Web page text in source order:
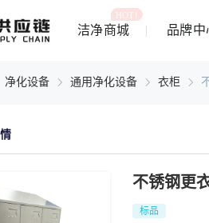
洁净商城
HOT!
品牌中
净化设备 通用净化设备 衣柜
不锈钢更
标品